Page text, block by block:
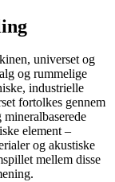
universet og
og rummelige
industrielle
fortolkes gennem
element –
og akustiske
mellem disse